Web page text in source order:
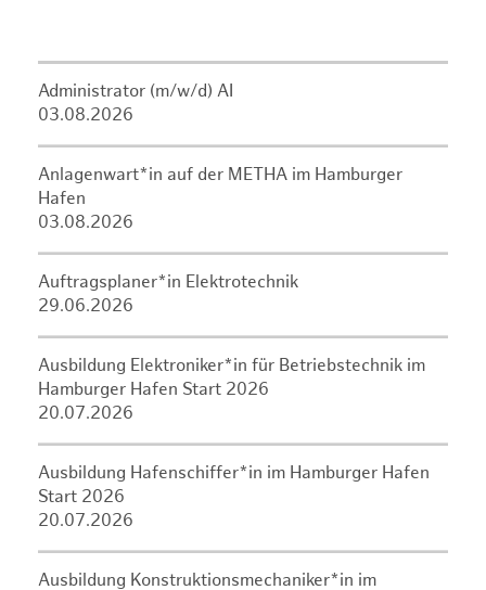
Administrator (m/w/d) AI
03.08.2026
Anlagenwart*in auf der METHA im Hamburger
Hafen
03.08.2026
Auftragsplaner*in Elektrotechnik
29.06.2026
Ausbildung Elektroniker*in für Betriebstechnik im
Hamburger Hafen Start 2026
20.07.2026
Ausbildung Hafenschiffer*in im Hamburger Hafen
Start 2026
20.07.2026
Ausbildung Konstruktionsmechaniker*in im